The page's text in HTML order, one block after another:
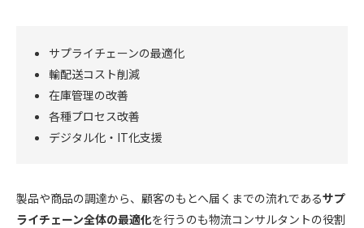
サプライチェーンの最適化
輸配送コスト削減
在庫管理の改善
各種プロセス改善
デジタル化・IT化支援
製品や商品の調達から、顧客のもとへ届くまでの流れであるサプ
ライチェーン全体の最適化を行うのも物流コンサルタントの役割